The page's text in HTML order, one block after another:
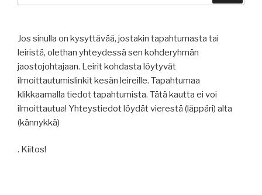
Jos sinulla on kysyttävää, jostakin tapahtumasta tai
leiristä, olethan yhteydessä sen kohderyhmän
jaostojohtajaan. Leirit kohdasta löytyvät
ilmoittautumislinkit kesän leireille. Tapahtumaa
klikkaamalla tiedot tapahtumista. Tätä kautta ei voi
ilmoittautua! Yhteystiedot löydät vierestä (läppäri) alta
(kännykkä)
. Kiitos!